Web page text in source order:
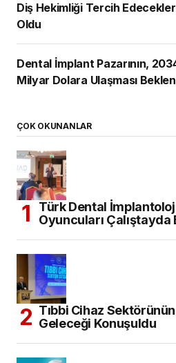
Diş Hekimliği Tercih Edecekler için
Oldu
Dental İmplant Pazarının,
Milyar Dolara Ulaşması
ÇOK OKUNANLAR
Türk Dental
Oyuncuları Çalıştayda
Tıbbi Cihaz
Geleceği Konuşuldu